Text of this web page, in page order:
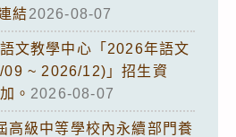
結2026-08-07
文教學中心「2026年語文
09 ~ 2026/12)」招生資
。 2026-08-07
高級中等學校內永續部門養